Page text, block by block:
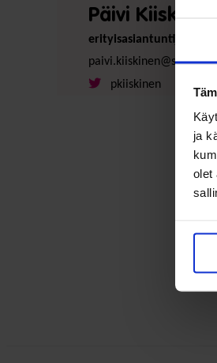
ja
olet
Päivi Kiiskinen
erityisasiantuntija
paivi.kiiskinen@soste.fi
pkiiskinen